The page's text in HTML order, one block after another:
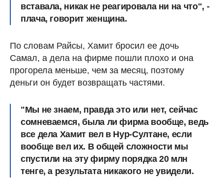
вставала, никак не реагировала ни на что", -
плача, говорит женщина.
По словам Райсы, Хамит бросил ее дочь
Самал, а дела на фирме пошли плохо и она
прогорела меньше, чем за месяц, поэтому
деньги он будет возвращать частями.
"Мы не знаем, правда это или нет, сейчас
сомневаемся, была ли фирма вообще, ведь
все дела Хамит вел в Нур-Султане, если
вообще вел их. В общей сложности мы
спустили на эту фирму порядка 20 млн
тенге, а результата никакого не увидели.